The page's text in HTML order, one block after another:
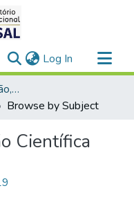
Log In (current)
Pró-Reitoria de Graduação, Extensão e Ação Comunitária
Browse by Subject
Científica